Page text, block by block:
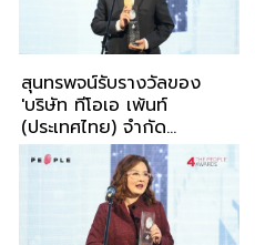
สุนทรพจน์รับรางวัลของ
'บริษัท ทีโอเอ เพ้นท์
(ประเทศไทย) จำกัด
(มหาชน)' หรือ 'TOA’ ผู้รับ
รางวัล Corporate of the
Year จาก 4th The
People Awards 2025